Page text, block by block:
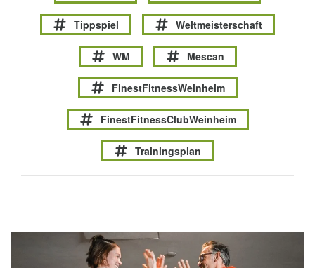
Tippspiel Weltmeisterschaft
WM Mescan
FinestFitnessWeinheim
FinestFitnessClubWeinheim
Trainingsplan